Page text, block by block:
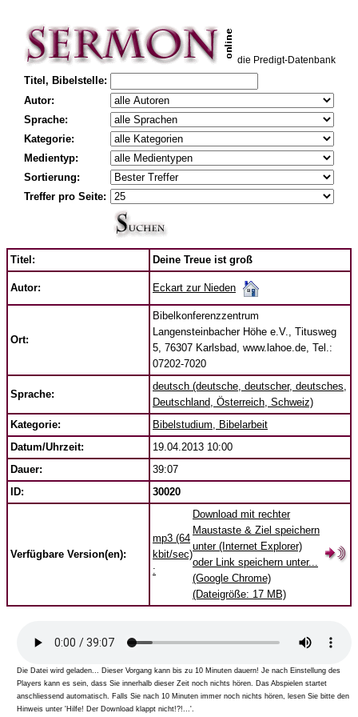
die Predigt-Datenbank
Titel, Bibelstelle:
Autor:
Sprache:
Kategorie:
Medientyp:
Sortierung:
Treffer pro Seite:
Titel: Deine Treue ist groß
Autor: Eckart zur Nieden
Ort:
Bibelkonferenzzentrum
Langensteinbacher Höhe e.V., Titusweg
5, 76307 Karlsbad, www.lahoe.de, Tel.:
07202-7020
Sprache:
deutsch (deutsche, deutscher, deutsches,
Deutschland, Österreich, Schweiz)
Kategorie:
Bibelstudium, Bibelarbeit
Datum/Uhrzeit:
19.04.2013 10:00
Dauer:
39:07
ID:
30020
Verfügbare Version(en):
mp3 (64
kbit/sec)
:
Download mit rechter
Maustaste & Ziel speichern
unter (Internet Explorer)
oder Link speichern unter...
(Google Chrome)
(Dateigröße: 17 MB)
Die Datei wird geladen... Dieser Vorgang kann bis zu 10 Minuten dauern! Je nach Einstellung des
Players kann es sein, dass Sie innerhalb dieser Zeit noch nichts hören. Das Abspielen startet
anschliessend automatisch. Falls Sie nach 10 Minuten immer noch nichts hören, lesen Sie bitte den
Hinweis unter 'Hilfe! Der Download klappt nicht!?!...'.